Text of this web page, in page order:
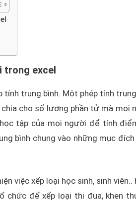
trong excel
trung bình. Một phép tính
cho số lượng phần tử mà mọi
tập của mọi người để tính
bình chung vào những mục đích
việc xếp loại học sinh, sinh viên..
chức để xếp loại thi đua, khen